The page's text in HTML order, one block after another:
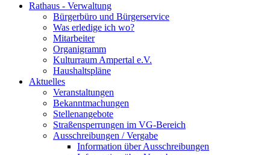
Rathaus - Verwaltung
Bürgerbüro und Bürgerservice
Was erledige ich wo?
Mitarbeiter
Organigramm
Kulturraum Ampertal e.V.
Haushaltspläne
Aktuelles
Veranstaltungen
Bekanntmachungen
Stellenangebote
Straßensperrungen im VG-Bereich
Ausschreibungen / Vergabe
Information über Ausschreibungen